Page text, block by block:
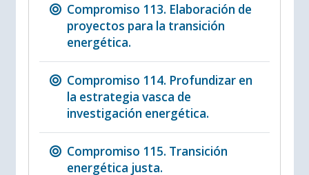
Compromiso 113. Elaboración de
proyectos para la transición
energética.
Compromiso 114. Profundizar en
la estrategia vasca de
investigación energética.
Compromiso 115. Transición
energética justa.